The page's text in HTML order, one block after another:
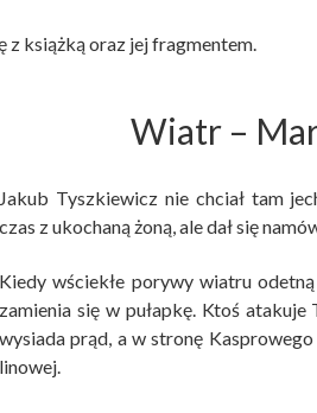
z książką oraz jej fragmentem.
Wiatr –
Jakub Tyszkiewicz nie chciał tam
czas z ukochaną żoną, ale dał się
Kiedy wściekłe porywy wiatru
zamienia się w pułapkę. Ktoś
wysiada prąd, a w stronę
linowej.